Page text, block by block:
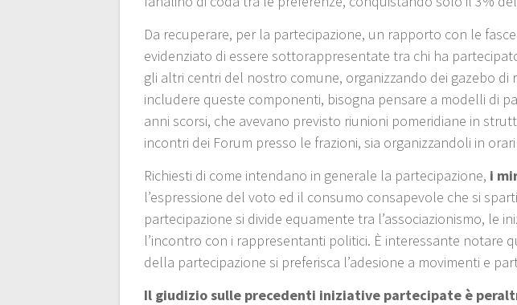
Da recuperare, per la partecipazione, un rapporto con le
evidenziato di essere sottorappresentate tra chi ha
gli altri centri del nostro comune, organizzando dei gazebo
includere queste componenti, bisogna pensare a modelli di
anni scorsi, che avevano previsto riunioni pomeridiane in
incontri dei Forum presso le frazioni, sia organizzandoli in
Richiesti di come intendano in generale la partecipazione, i
l’espressione del voto ed il consumo consapevole che si
partecipazione si divide equamente tra l’associazionismo, le
l’incontro con i rappresentanti politici. È interessante notare
della partecipazione si preferisca l’adesione a movimenti e
Il giudizio sulle precedenti iniziative partecipate è